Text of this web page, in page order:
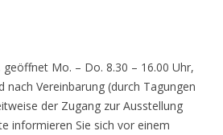
geöffnet Mo. – Do. 8.30 – 16.00 Uhr,
nach Vereinbarung (durch Tagungen
der Zugang zur Ausstellung
informieren Sie sich vor einem